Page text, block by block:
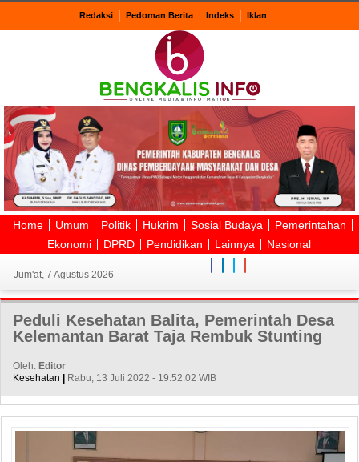
Redaksi Pedoman Berita Indeks Iklan
Home Umum Politik Hukrim Sosial Budaya
Pemerintahan
Ekonomi
DPRD Pendidikan Lainnya Nasional
Jum'at, 7 Agustus 2026
Peduli Kesehatan Balita, Pemerintah Desa
Kelemantan Barat Taja Rembuk Stunting
Oleh: Editor
Kesehatan
Rabu, 13 Juli 2022 - 19:52:02 WIB